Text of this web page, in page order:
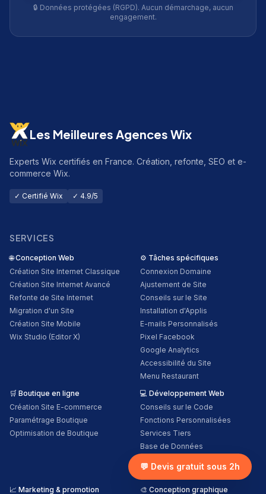
🔒 Données protégées (RGPD). Aucun démarchage, aucun
engagement.
Les Meilleures Agences Wix
Experts Wix certifiés en France. Création, refonte, SEO et e-
commerce Wix.
✓ Certifié Wix ✓ 4.9/5
SERVICES
🌐 Conception Web
Création Site Internet Classique
Création Site Internet Avancé
Refonte de Site Internet
Migration d'un Site
Création Site Mobile
Wix Studio (Editor X)
⚙️ Tâches spécifiques
Connexion Domaine
Ajustement de Site
Conseils sur le Site
Installation d'Applis
E-mails Personnalisés
Pixel Facebook
Google Analytics
Accessibilité du Site
Menu Restaurant
🛒 Boutique en ligne
Création Site E-commerce
Paramétrage Boutique
Optimisation de Boutique
💻 Développement Web
Conseils sur le Code
Fonctions Personnalisées
Services Tiers
Base de Données
Conception Personnalisée
📈 Marketing & promotion 🎨 Conception graphique
💬 Devis gratuit sous 2h